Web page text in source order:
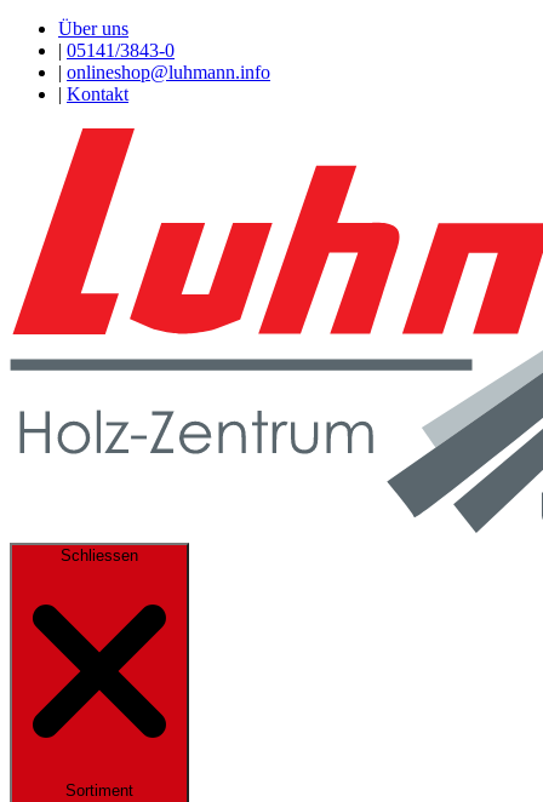
Über uns
| 05141/3843-0
| onlineshop@luhmann.info
| Kontakt
Schliessen
Sortiment